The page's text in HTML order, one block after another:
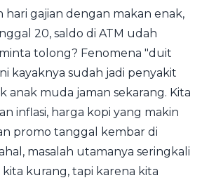
hari gajian dengan makan enak,
20, saldo di ATM udah
tolong? Fenomena "duit
kayaknya sudah jadi penyakit
anak muda jaman sekarang. Kita
inflasi, harga kopi yang makin
promo tanggal kembar di
masalah utamanya seringkali
kurang, tapi karena kita